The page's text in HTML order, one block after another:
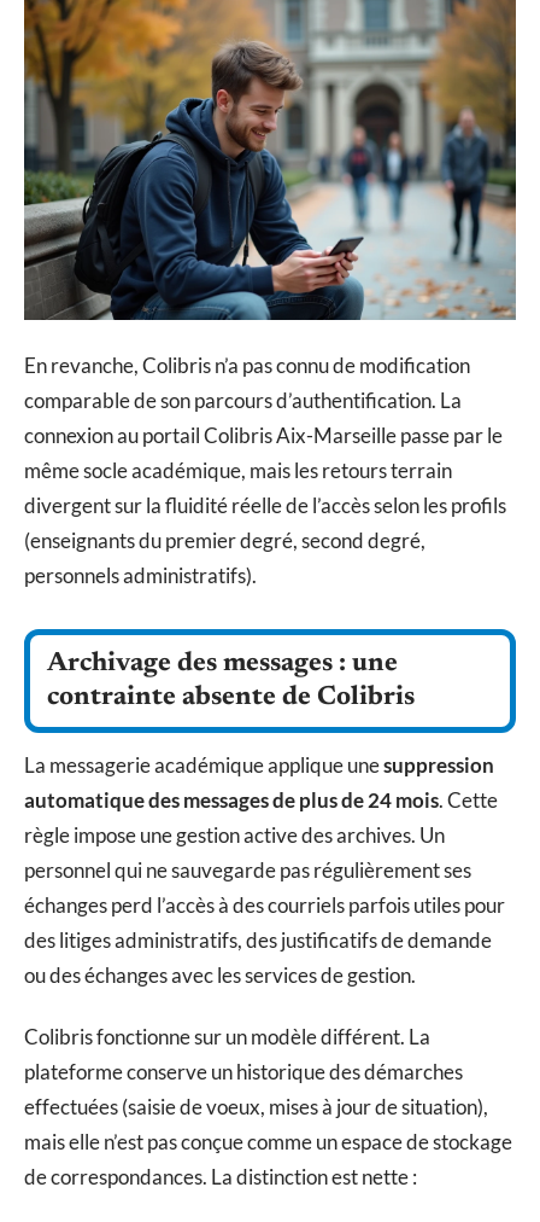
En revanche, Colibris n’a pas connu de modification
comparable de son parcours d’authentification. La
connexion au portail Colibris Aix-Marseille passe par le
même socle académique, mais les retours terrain
divergent sur la fluidité réelle de l’accès selon les profils
(enseignants du premier degré, second degré,
personnels administratifs).
Archivage des messages : une
contrainte absente de Colibris
La messagerie académique applique unesuppression
automatique des messages de plus de 24 mois. Cette
règle impose une gestion active des archives. Un
personnel qui ne sauvegarde pas régulièrement ses
échanges perd l’accès à des courriels parfois utiles pour
des litiges administratifs, des justificatifs de demande
ou des échanges avec les services de gestion.
Colibris fonctionne sur un modèle différent. La
plateforme conserve un historique des démarches
effectuées (saisie de voeux, mises à jour de situation),
mais elle n’est pas conçue comme un espace de stockage
de correspondances. La distinction est nette :